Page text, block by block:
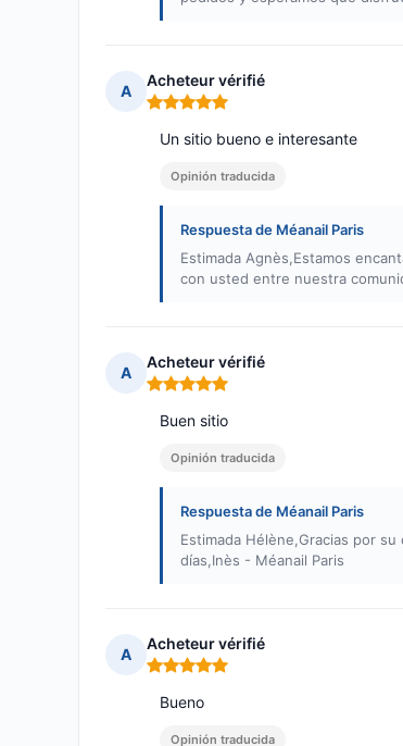
A
Acheteur vérifié
Nota: 5 de 5
Un sitio bueno e interesante
Opinión traducida
Respuesta de Méanail Paris
Estimada Agnès,Estamos
con usted entre nuestra
A
Acheteur vérifié
Nota: 5 de 5
Buen sitio
Opinión traducida
Respuesta de Méanail Paris
Estimada Hélène,Gracias por
días,Inès - Méanail Paris
A
Acheteur vérifié
Nota: 5 de 5
Bueno
Opinión traducida